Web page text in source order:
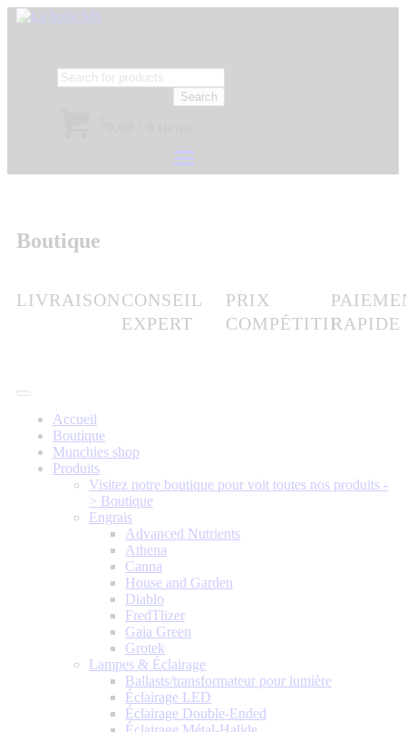
Search
Boutique
LIVRAISONCONSEIL
EXPERT
PRIX
COMPÉTITIFRAPIDE
Accueil
Boutique
Munchies shop
Produits
Visitez notre boutique pour voit toutes nos produits -
> Boutique
Engrais
Advanced Nutrients
Athena
Canna
House and Garden
Diablo
FredTlizer
Gaia Green
Grotek
Lampes & Éclairage
Ballasts/transformateur pour lumière
Éclairage LED
Éclairage Double-Ended